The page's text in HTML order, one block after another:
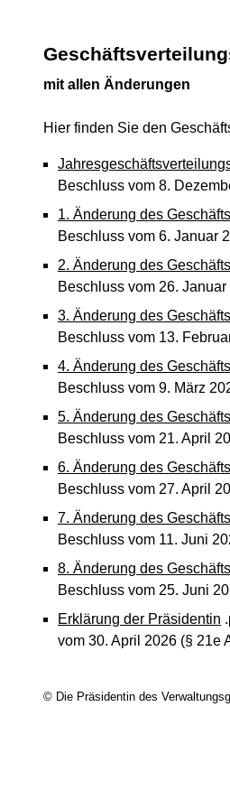
mit allen Änderungen
Hier finden Sie den
Beschluss vom 8.
1. Änderung des
Beschluss vom 6. Januar
2. Änderung des
Beschluss vom 26. Januar
3. Änderung des
Beschluss vom 13.
4. Änderung des
Beschluss vom 9. März
5. Änderung des
Beschluss vom 21. April
6. Änderung des
Beschluss vom 27. April
7. Änderung des
Beschluss vom 11. Juni
8. Änderung des
Beschluss vom 25. Juni
Erklärung der Präsidentin
vom 30. April 2026 (§ 21e
© Die Präsidentin des